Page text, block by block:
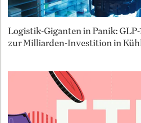
Logistik-Giganten in Panik:
zur Milliarden-Investition in